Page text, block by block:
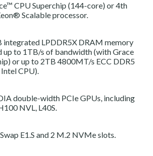
CPU Superchip (144-core) or 4th
Scalable processor.
integrated LPDDR5X DRAM memory
up to 1TB/s of bandwidth (with Grace
or up to 2TB 4800MT/s ECC DDR5
CPU).
double-width PCIe GPUs, including
NVL, L40S.
E1.S and 2 M.2 NVMe slots.